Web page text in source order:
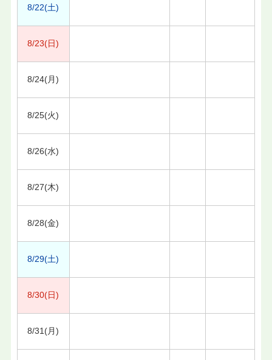
8/22(土)
8/23(日)
8/24(月)
8/25(火)
8/26(水)
8/27(木)
8/28(金)
8/29(土)
8/30(日)
8/31(月)